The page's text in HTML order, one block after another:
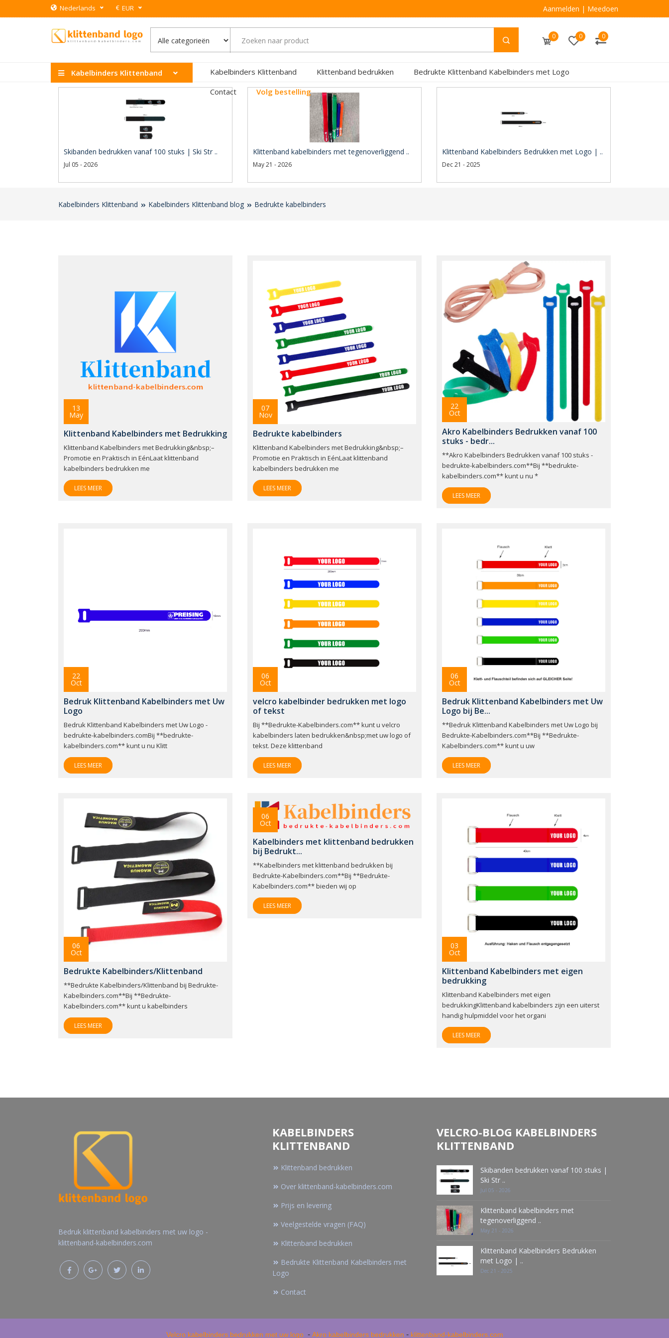
Nederlands € EUR Aanmelden | Meedoen
0 0 0
Kabelbinders Klittenband Kabelbinders Klittenband Klittenband bedrukken
Bedrukte Klittenband Kabelbinders met Logo
Contact
Volg bestelling
Skibanden bedrukken vanaf 100 stuks | Ski Str ..
Jul 05 - 2026
Klittenband kabelbinders met tegenoverliggend ..
May 21 - 2026
Klittenband Kabelbinders Bedrukken met Logo | ..
Dec 21 - 2025
Kabelbinders Klittenband Kabelbinders Klittenband blog Bedrukte kabelbinders
13
May
Klittenband Kabelbinders met Bedrukking
Klittenband Kabelbinders met Bedrukking&nbsp;–
Promotie en Praktisch in EénLaat klittenband
kabelbinders bedrukken me
LEES MEER
07
Nov
Bedrukte kabelbinders
Klittenband Kabelbinders met Bedrukking&nbsp;–
Promotie en Praktisch in EénLaat klittenband
kabelbinders bedrukken me
LEES MEER
22
Oct
Akro Kabelbinders Bedrukken vanaf 100
stuks - bedr...
**Akro Kabelbinders Bedrukken vanaf 100 stuks -
bedrukte-kabelbinders.com**Bij **bedrukte-
kabelbinders.com** kunt u nu *
LEES MEER
22
Oct
Bedruk Klittenband Kabelbinders met Uw
Logo
Bedruk Klittenband Kabelbinders met Uw Logo -
bedrukte-kabelbinders.comBij **bedrukte-
kabelbinders.com** kunt u nu Klitt
LEES MEER
06
Oct
velcro kabelbinder bedrukken met logo
of tekst
Bij **Bedrukte-Kabelbinders.com** kunt u velcro
kabelbinders laten bedrukken&nbsp;met uw logo of
tekst. Deze klittenband
LEES MEER
06
Oct
Bedruk Klittenband Kabelbinders met Uw
Logo bij Be...
**Bedruk Klittenband Kabelbinders met Uw Logo bij
Bedrukte-Kabelbinders.com**Bij **Bedrukte-
Kabelbinders.com** kunt u uw
LEES MEER
06
Oct
Bedrukte Kabelbinders/Klittenband
**Bedrukte Kabelbinders/Klittenband bij Bedrukte-
Kabelbinders.com**Bij **Bedrukte-
Kabelbinders.com** kunt u kabelbinders
LEES MEER
06
Oct
Kabelbinders met klittenband bedrukken
bij Bedrukt...
**Kabelbinders met klittenband bedrukken bij
Bedrukte-Kabelbinders.com**Bij **Bedrukte-
Kabelbinders.com** bieden wij op
LEES MEER
03
Oct
Klittenband Kabelbinders met eigen
bedrukking
Klittenband Kabelbinders met eigen
bedrukkingKlittenband kabelbinders zijn een uiterst
handig hulpmiddel voor het organi
LEES MEER
Bedruk klittenband kabelbinders met uw logo -
klittenband-kabelbinders.com
KABELBINDERS
KLITTENBAND
Klittenband bedrukken
Over klittenband-kabelbinders.com
Prijs en levering
Veelgestelde vragen (FAQ)
Klittenband bedrukken
Bedrukte Klittenband Kabelbinders met
Logo
Contact
VELCRO-BLOG KABELBINDERS
KLITTENBAND
Skibanden bedrukken vanaf 100 stuks |
Ski Str ..
Jul 05 - 2026
Klittenband kabelbinders met
tegenoverliggend ..
May 21 - 2026
Klittenband Kabelbinders Bedrukken
met Logo | ..
Dec 21 - 2025
Velcro kabelbinders bedrukken met uw logo- Akro kabelbinders bedrukken - klittenband-kabelbinders.com